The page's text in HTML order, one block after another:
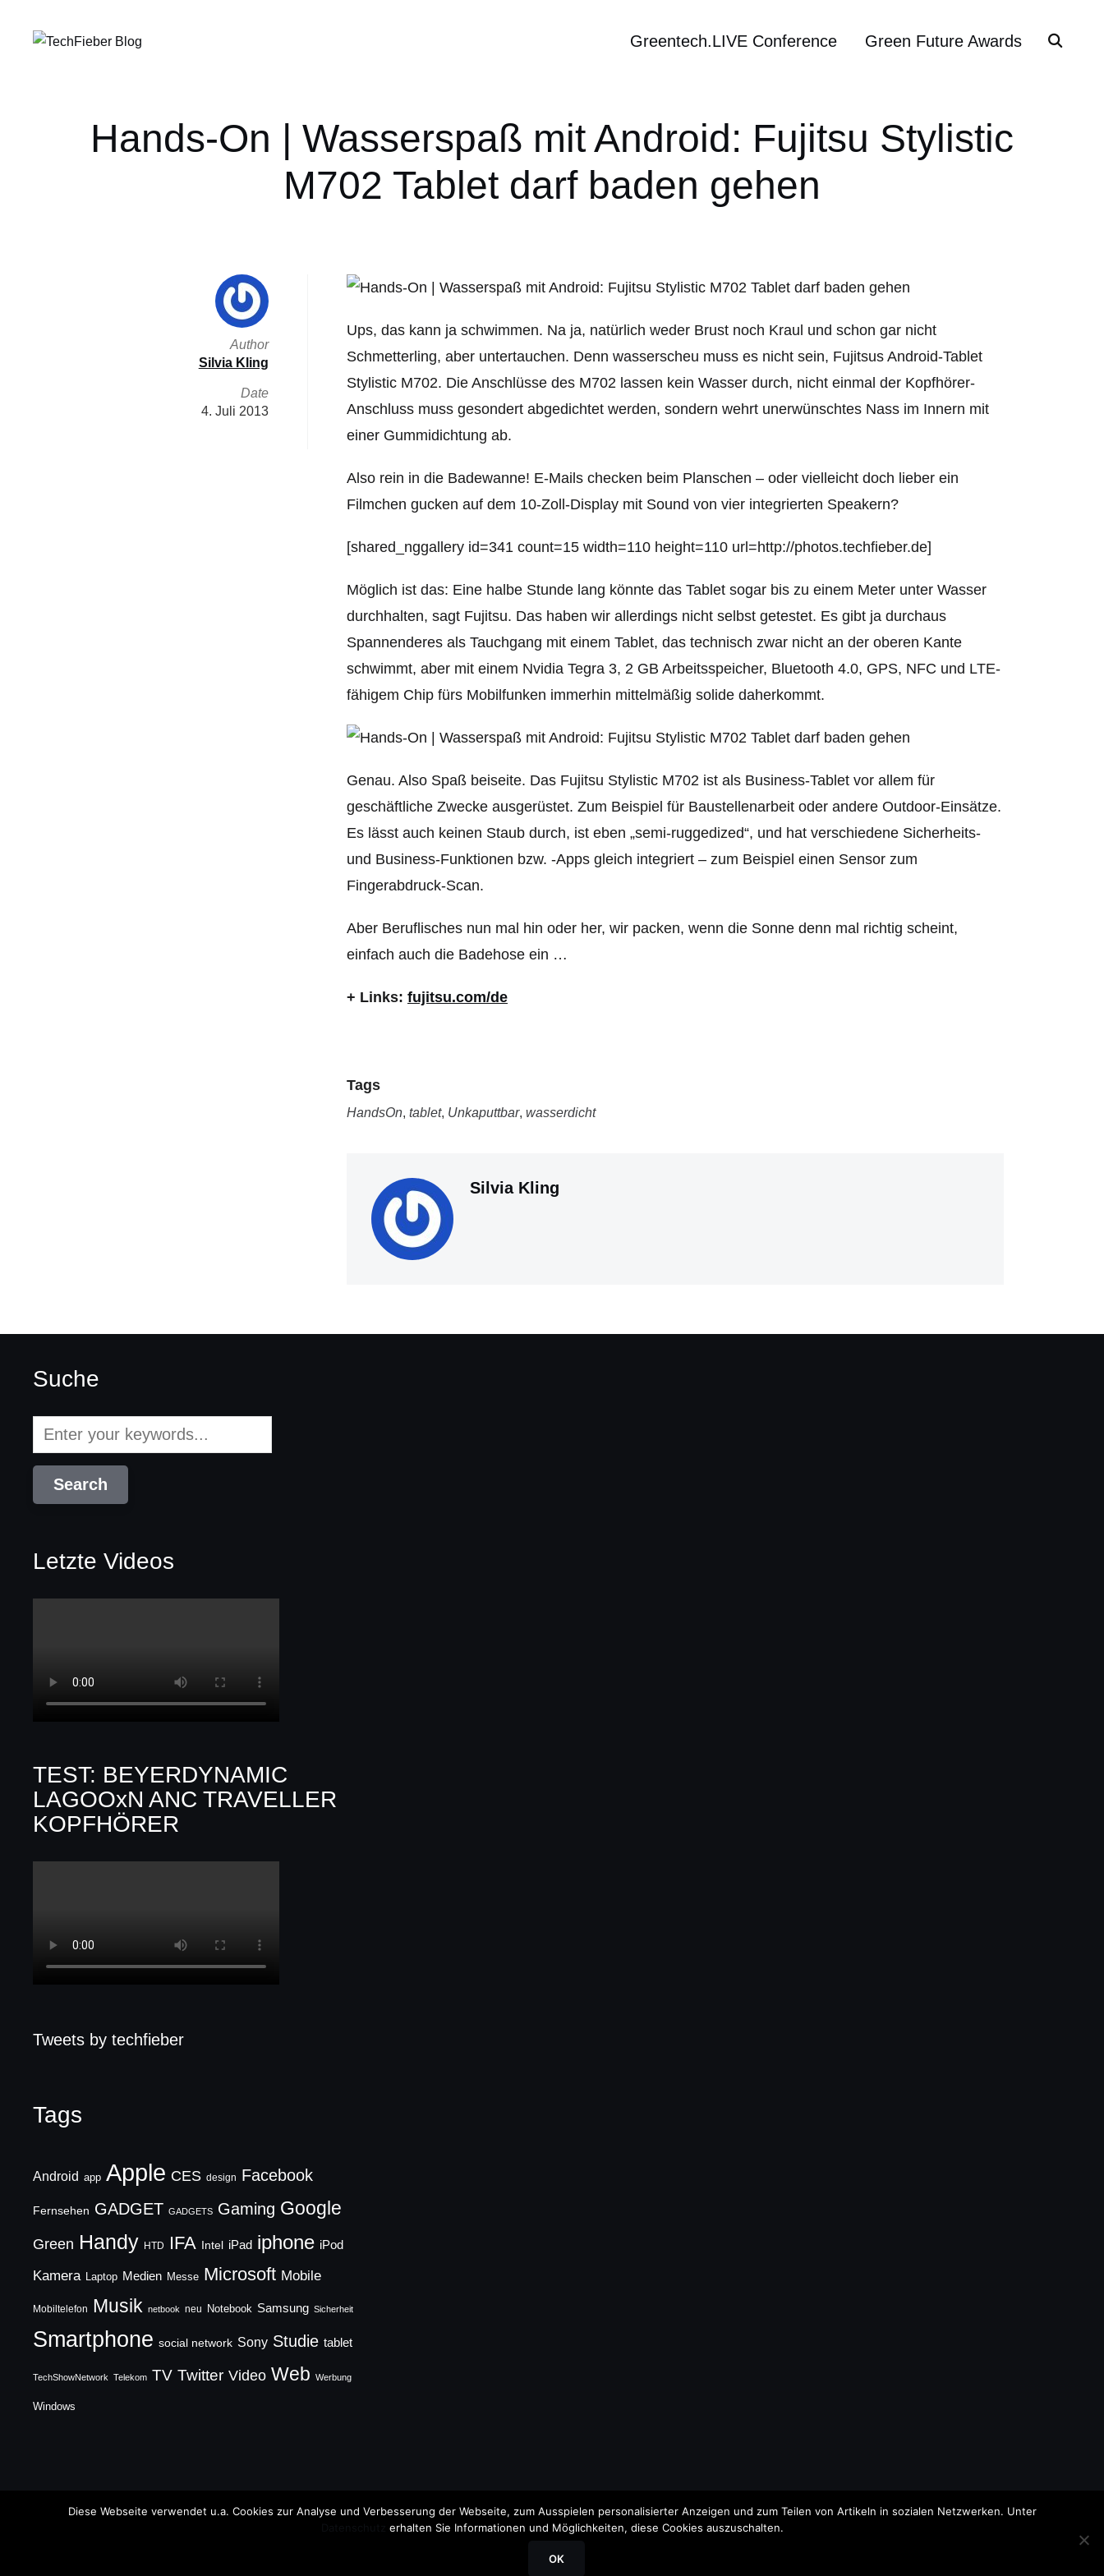
Greentech.LIVE Conference Green Future Awards
Hands-On | Wasserspaß mit Android: Fujitsu Stylistic
M702 Tablet darf baden gehen
Ups, das kann ja schwimmen. Na ja, natürlich weder Brust noch Kraul und schon gar nicht
Schmetterling, aber untertauchen. Denn wasserscheu muss es nicht sein, Fujitsus Android-Tablet
Stylistic M702. Die Anschlüsse des M702 lassen kein Wasser durch, nicht einmal der Kopfhörer-
Anschluss muss gesondert abgedichtet werden, sondern wehrt unerwünschtes Nass im Innern mit
einer Gummidichtung ab.
Also rein in die Badewanne! E-Mails checken beim Planschen – oder vielleicht doch lieber ein
Filmchen gucken auf dem 10-Zoll-Display mit Sound von vier integrierten Speakern?
[shared_nggallery id=341 count=15 width=110 height=110 url=http://photos.techfieber.de]
Möglich ist das: Eine halbe Stunde lang könnte das Tablet sogar bis zu einem Meter unter Wasser
durchhalten, sagt Fujitsu. Das haben wir allerdings nicht selbst getestet. Es gibt ja durchaus
Spannenderes als Tauchgang mit einem Tablet, das technisch zwar nicht an der oberen Kante
schwimmt, aber mit einem Nvidia Tegra 3, 2 GB Arbeitsspeicher, Bluetooth 4.0, GPS, NFC und LTE-
fähigem Chip fürs Mobilfunken immerhin mittelmäßig solide daherkommt.
Genau. Also Spaß beiseite. Das Fujitsu Stylistic M702 ist als Business-Tablet vor allem für
geschäftliche Zwecke ausgerüstet. Zum Beispiel für Baustellenarbeit oder andere Outdoor-Einsätze.
Es lässt auch keinen Staub durch, ist eben „semi-ruggedized“, und hat verschiedene Sicherheits-
und Business-Funktionen bzw. -Apps gleich integriert – zum Beispiel einen Sensor zum
Fingerabdruck-Scan.
Aber Beruflisches nun mal hin oder her, wir packen, wenn die Sonne denn mal richtig scheint,
einfach auch die Badehose ein …
+ Links: fujitsu.com/de
Tags
HandsOn, tablet, Unkaputtbar, wasserdicht
Silvia Kling
Author
Silvia Kling
Date
4. Juli 2013
Suche
Letzte Videos
TEST: BEYERDYNAMIC
LAGOOxN ANC TRAVELLER
KOPFHÖRER
Tweets by techfieber
Tags
Android app Apple CES design Facebook
Fernsehen GADGET GADGETS Gaming Google
Green Handy HTD IFA Intel iPad iphone iPod
Kamera Laptop Medien Messe Microsoft Mobile
Mobiltelefon Musik netbook neu Notebook Samsung Sicherheit
Smartphone social network Sony Studie tablet
TechShowNetwork Telekom TV Twitter Video Web Werbung
Windows
Copyright © 2026 TechFieber Blog
Diese Webseite verwendet u.a. Cookies zur Analyse und Verbesserung der Webseite, zum Ausspielen personalisierter Anzeigen und zum Teilen von Artikeln in sozialen Netzwerken. Unter
erhalten Sie Informationen und Möglichkeiten, diese Cookies auszuschalten.
OK